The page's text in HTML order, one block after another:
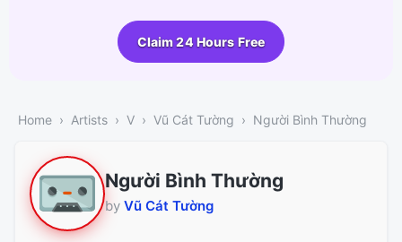
Claim 24 Hours Free
Home Artists V Vũ Cát Tường Người Bình Thường
Người Bình Thường
by Vũ Cát Tường